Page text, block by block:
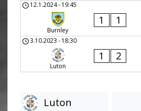
12.1.2024-19:45
Burnley
1 1
3.10.2023 -18:30
Luton
1 2
Luton